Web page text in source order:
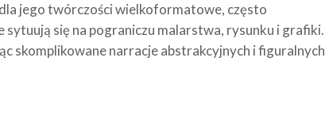
jego twórczości wielkoformatowe, często
się na pograniczu malarstwa, rysunku i grafiki.
skomplikowane narracje abstrakcyjnych i figuralnych